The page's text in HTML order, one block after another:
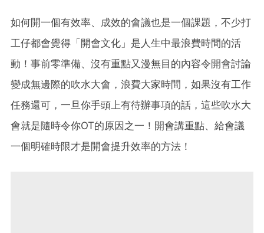
如何開一個有效率、成效的會議也是一個課題，不少打
工仔都會覺得「開會文化」是人生中最浪費時間的活
動！事前零準備、沒有重點又漫無目的內容令開會討論
變成無邊際的吹水大會，浪費大家時間，如果沒有工作
任務還可，一旦你手頭上有待辦事項的話，這些吹水大
會就是隨時令你OT的原因之一！開會講重點、給會議
一個明確時限才是開會提升效率的方法！